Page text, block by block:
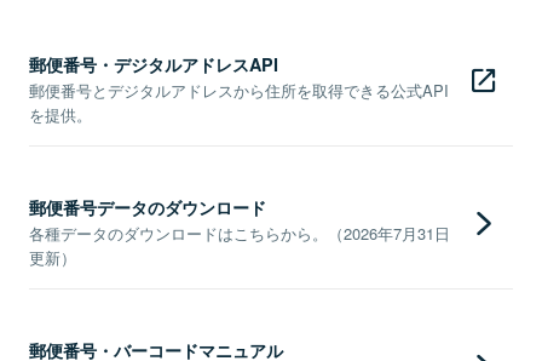
郵便番号・デジタルアドレスAPI
郵便番号とデジタルアドレスから住所を取得できる公式API
を提供。
郵便番号データのダウンロード
各種データのダウンロードはこちらから。（2026年7月31日
更新）
郵便番号・バーコードマニュアル